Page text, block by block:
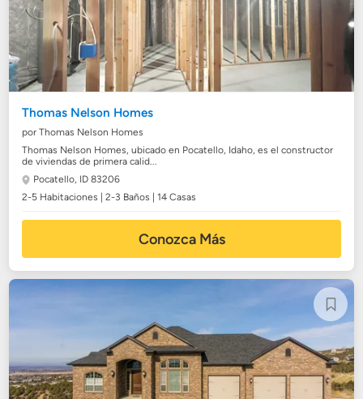
Thomas Nelson Homes
por Thomas Nelson Homes
Thomas Nelson Homes, ubicado en Pocatello, Idaho, es el constructor
de viviendas de primera calid...
Pocatello, ID 83206
2-5 Habitaciones | 2-3 Baños | 14 Casas
Conozca Más